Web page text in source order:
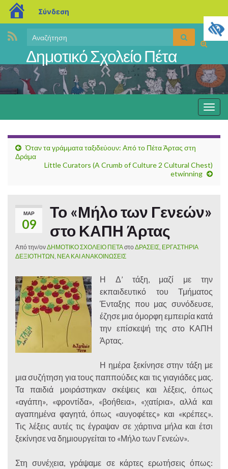
blogs.sch.gr
Σύνδεση
Search
Αναζήτηση
Δημοτικό Σχολείο Πέτα
Όταν τα γράμματα ταξιδεύουν: Από το Πέτα Άρτας στη
Δράμα
Little Curators (A Crumb of Culture 2 Cultural Chest)
etwinning
ΜΑΡ
09
Το «Μήλο των Γενεών»
στο ΚΑΠΗ Άρτας
Από την/ονΔΗΜΟΤΙΚΟ ΣΧΟΛΕΙΟ ΠΕΤΑστο ΔΡΑΣΕΙΣ ΕΡΓΑΣΤΗΡΙΑ
ΔΕΞΙΟΤΗΤΩΝ ΝΕΑ ΚΑΙ ΑΝΑΚΟΙΝΩΣΕΙΣ
Η Δ’ τάξη, μαζί με την
εκπαιδευτικό του Τμήματος
Ένταξης που μας συνόδευσε,
έζησε μια όμορφη εμπειρία κατά
την επίσκεψή της στο ΚΑΠΗ
Άρτας.
Η ημέρα ξεκίνησε στην τάξη με
μια συζήτηση για τους παππούδες και τις γιαγιάδες μας.
Τα παιδιά μοιράστηκαν σκέψεις και λέξεις, όπως
«αγάπη», «φροντίδα», «βοήθεια», «χατίρια», αλλά και
αγαπημένα φαγητά, όπως «αυγοφέτες» και «κρέπες».
Τις λέξεις αυτές τις έγραψαν σε χάρτινα μήλα και έτσι
ξεκίνησε να δημιουργείται το «Μήλο των Γενεών».
Στη συνέχεια, γράψαμε σε κάρτες ερωτήσεις όπως: